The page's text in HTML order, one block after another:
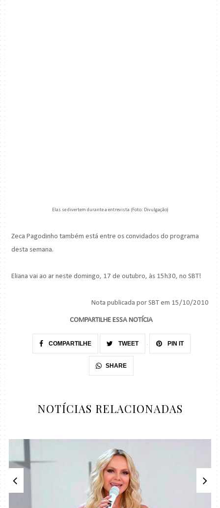
Elas se divertem durante a entrevista (Foto: Divulgação)
Zeca Pagodinho também está entre os convidados do programa
desta semana.
Eliana vai ao ar neste domingo, 17 de outubro, às 15h30, no SBT!
Nota publicada por SBT em 15/10/2010
COMPARTILHE ESSA NOTÍCIA
COMPARTILHE TWEET PIN IT
SHARE
NOTÍCIAS RELACIONADAS